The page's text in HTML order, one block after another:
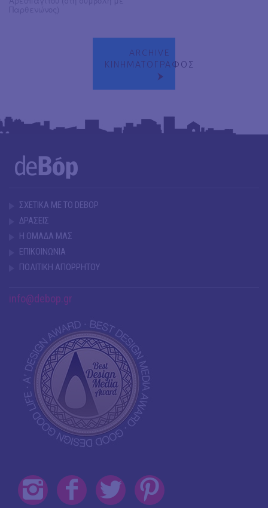
ARCHIVE
ΚΙΝΗΜΑΤΟΓΡΑΦΟΣ
ΣΧΕΤΙΚΑ ΜΕ ΤΟ DEBOP
ΔΡΑΣΕΙΣ
Η ΟΜΑΔΑ ΜΑΣ
ΕΠΙΚΟΙΝΩΝΙΑ
ΠΟΛΙΤΙΚΗ ΑΠΟΡΡΗΤΟΥ
info@debop.gr